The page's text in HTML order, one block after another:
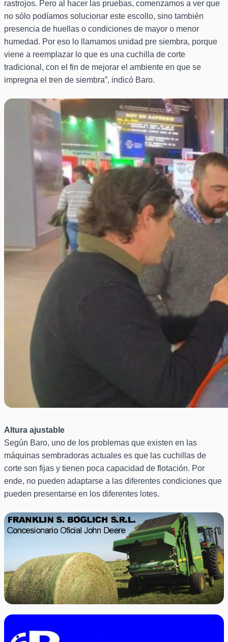
rastrojos. Pero al hacer las pruebas, comenzamos a ver que
no sólo podíamos solucionar este escollo, sino también
presencia de huellas o condiciones de mayor o menor
humedad. Por eso lo llamamos unidad pre siembra, porque
viene a reemplazar lo que es una cuchilla de corte
tradicional, con el fin de mejorar el ambiente en que se
impregna el tren de siembra”, indicó Baro.
Altura ajustable
Según Baro, uno de los problemas que existen en las
máquinas sembradoras actuales es que las cuchillas de
corte son fijas y tienen poca capacidad de flotación. Por
ende, no pueden adaptarse a las diferentes condiciones que
pueden presentarse en los diferentes lotes.